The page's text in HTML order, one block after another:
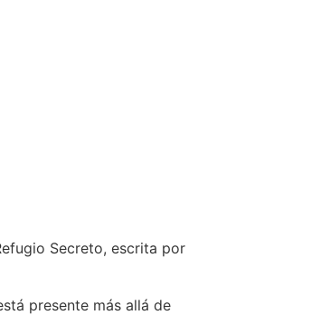
Secreto, escrita por
presente más allá de